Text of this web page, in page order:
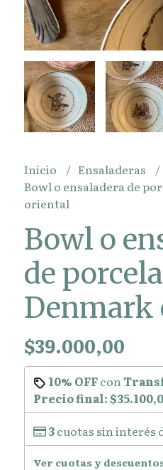
Inicio
Ensaladeras
Bowl o ensaladera de
oriental
Bowl o
de
Denmark
$39.000,00
10% OFFcon
Precio final:
3cuotas sin interés
Ver cuotas y